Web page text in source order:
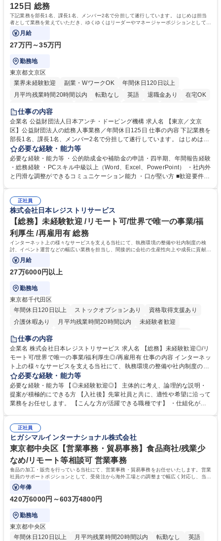
125日 総務
下記業務を部長1名、課長1名、メンバー2名で分担して遂行しています。 はじめは担当
者として業務を覚えていただき、ゆくゆくはリーダーやマネージャーポジションとして活
躍いただくことを期待しています。
月給
27万円～35万円
勤務地
東京都文京区
業界未経験歓迎
副業・WワークOK
年間休日120日以上
月平均残業時間20時間以内
転勤なし 英語 退職金あり
在宅OK
賞与あり
育休あり
食事補助あり
仕事の内容
企業名 公益財団法人日本アンチ・ドーピング機構 求人名 【東京／文京
区】公益財団法人の総務人事業務／年間休日125日 仕事の内容 下記業務を
部長1名、課長1名、メンバー2名で分担して遂行しています。 はじめは担
当者として業務を覚えていただき、ゆくゆくはリーダーやマネージャーポ
ジションとして活躍いただくことを期待しています。 【総務・人事グルー
プの業務内容】 ・人事制度関連 ・採用活動 ・教育研修の企画、実行 ・勤
怠管理 ・官公庁への各種提出 ・法定の会議運営（評議員会、理事会） ・
管理 ・福利厚生関連 ・職員からの問合せ、相談対応 ・その他日常の総務
業務全般 募集職種 【東京／文京区】公益財団法人の総務人事業務／年間
休日125日
必要な経験・能力等
必要な経験・能力等 ・公的助成金や補助金の申請・四半期、年間報告経験
・総務経験 ・PCスキル中級以上（Word、Excel、PowerPoint） ・社内外
と円滑な調整ができるコミュニケーション能力 ・口が堅い方 ■歓迎要件
正社員
株式会社日本レジストリサービス
【総務】未経験歓迎 /リモート可/世界で唯一の事業/福
利厚生 /再雇用有 総務
インターネット上の様々なサービスを支える当社にて、執務環境の整備や社内制度の検
討、イベント運営などの幅広い業務を担当し、間接的に会社の生産性向上や成長に貢献し
ている部署です。
月給
27万6000円以上
勤務地
東京都千代田区
年間休日120日以上
ストックオプションあり
資格取得支援あり
介護休暇あり
月平均残業時間20時間以内
未経験者歓迎
住宅手当あり
完全週休2日制
交通費支給 駅近5分以内 土日祝休み 服装自由
仕事の内容
企業名 株式会社日本レジストリサービス 求人名 【総務】未経験歓迎◎/リ
モート可/世界で唯一の事業/福利厚生◎/再雇用有 仕事の内容 インターネッ
ト上の様々なサービスを支える当社にて、執務環境の整備や社内制度の検
討、イベント運営などの幅広い業務を担当し、間接的に会社の生産性向上
や成長に貢献している部署です。 会社の全メンバーが安心して長く成果を
発揮できる環境を整えるために、毎日のメンテナンスや維持管理に加え、
新たな施策検討を積極的に行っていただき、会社全体を巻き込み課題解決
幅広い業務の体得が可能で、多様なキャリアパスを描くことも可能です。
募集職種 【総務】未経験歓迎◎/リモート可/世界で唯一の事業/福利厚生◎/
再雇用有
必要な経験・能力等
必要な経験・能力等 【◎未経験歓迎◎】 主体的に考え、論理的な説明・
提案が積極的にできる方 【入社後】先輩社員と共に、適性や希望に沿って
業務をお任せします。 【こんな方が活躍できる職種です】 ・仕組化が好
対処できる・新しいことに興味関心がある 【魅力】■自己啓発支援：資格
取得や通信教育など費用の80%（年間25万円まで）を補助 ■住宅手当：家
賃の50%（月額7万円まで）を補助 学歴・資格 学歴：大学院 大学 語学
力： 資格：
正社員
ヒガシマルインターナショナル株式会社
東京都中央区【営業事務・貿易事務】食品商社/残業少
なめ/リモート等相談可 営業事務
食品の加工・販売を行っている当社にて、営業事務・貿易事務をお任せいたします。営業
社員のサポートポジションとして、受発注から海外工場との調整まで幅広く対応し、当社
事業の根幹を支えていただきます。
年俸
420万6000円～603万4800円
勤務地
東京都中央区
年間休日120日以上
月平均残業時間20時間以内 転勤なし
英語